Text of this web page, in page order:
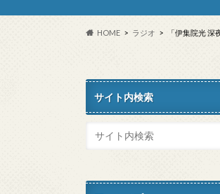
HOME ラジオ 「伊集院光
サイト内検索